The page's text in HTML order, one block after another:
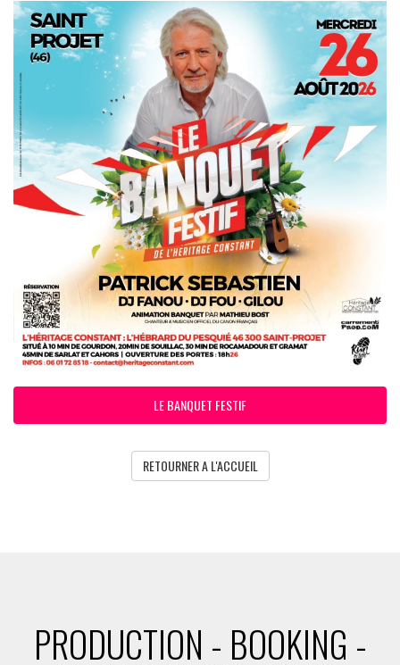
LE BANQUET FESTIF
RETOURNER A L'ACCUEIL
PRODUCTION - BOOKING -